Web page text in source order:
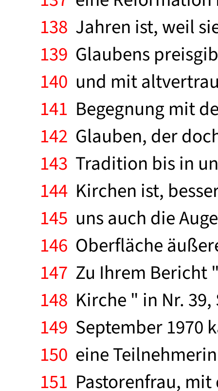
138 Jahren ist, weil
139 Glaubens
140 und mit
141 Begegnung mit
142 Glauben, der
143 Tradition bis in
144 Kirchen ist,
145 uns auch die
146 Oberfläche
147 Zu Ihrem Bericht
148 Kirche " in Nr. 39,
149 September 1970
150 eine
151 Pastorenfrau,